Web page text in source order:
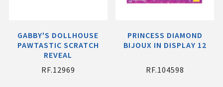
GABBY'S DOLLHOUSE
PAWTASTIC SCRATCH
REVEAL
RF.12969
PRINCESS DIAMOND
BIJOUX IN DISPLAY 12
RF.104598